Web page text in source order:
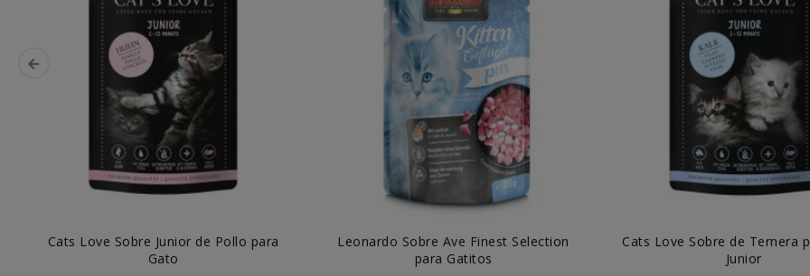
Cats Love Sobre Junior de Pollo para
Gato
Leonardo Sobre Ave Finest Selection
para Gatitos
Cats Love Sobre de Ternera
Junior